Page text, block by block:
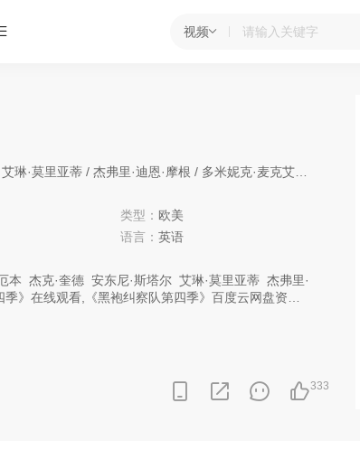
视频
艾琳·莫里亚蒂 / 杰弗里·迪恩·摩根 / 多米妮克·麦克艾丽戈特
类型： 欧美
语言： 英语
本 杰克·奎德 安东尼·斯塔尔 艾琳·莫里亚蒂 杰弗里·
》在线观看,《黑袍纠察队第四季》百度云网盘资源
为时已晚之前拯救世界。
333